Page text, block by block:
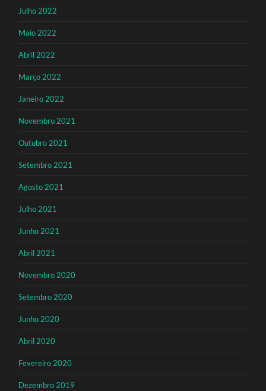
Julho 2022
Maio 2022
Abril 2022
Março 2022
Janeiro 2022
Novembro 2021
Outubro 2021
Setembro 2021
Agosto 2021
Julho 2021
Junho 2021
Abril 2021
Novembro 2020
Setembro 2020
Junho 2020
Abril 2020
Fevereiro 2020
Dezembro 2019